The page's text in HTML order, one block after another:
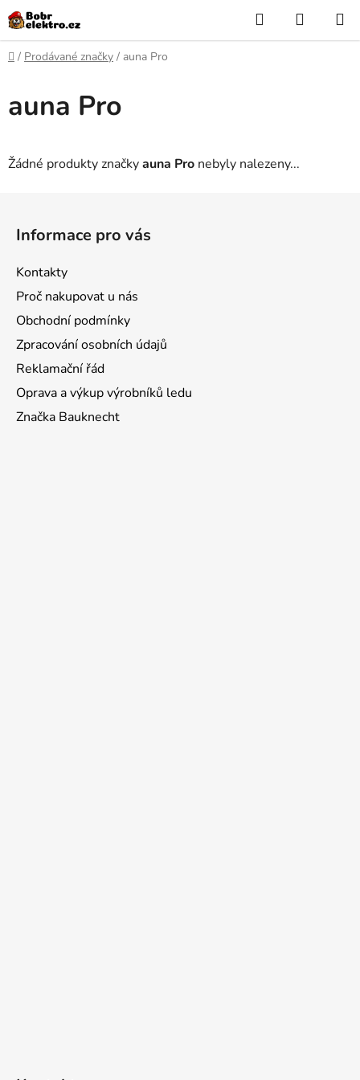
Přejít
na
obsah
Hledat
KOŠÍK
Domů
/ Prodávané značky / auna Pro
auna Pro
Žádné produkty značkyauna Pro nebyly nalezeny...
Informace pro vás
Kontakty
Proč nakupovat u nás
Obchodní podmínky
Zpracování osobních údajů
Reklamační řád
Oprava a výkup výrobníků ledu
Značka Bauknecht